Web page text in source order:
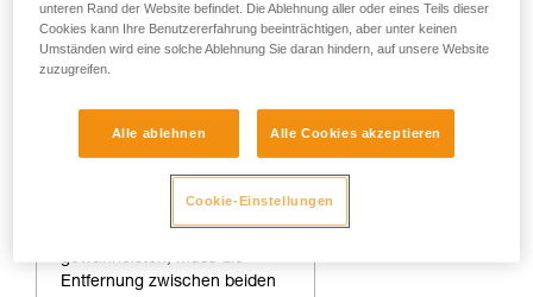
gewährleisten, muss die
Entfernung zwischen beiden
unteren Rand der Website befindet. Die Ablehnung aller oder eines Teils dieser
Cookies kann Ihre Benutzererfahrung beeinträchtigen, aber unter keinen
Umständen wird eine solche Ablehnung Sie daran hindern, auf unsere Website
zuzugreifen.
Alle ablehnen Alle Cookies akzeptieren
Cookie-Einstellungen